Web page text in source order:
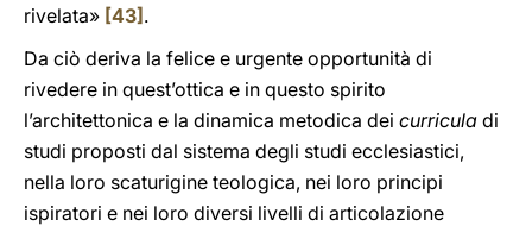
rivelata» [43] .
Da ciò deriva la felice e urgente opportunità di
rivedere in quest’ottica e in questo spirito
l’architettonica e la dinamica metodica dei curricula di
studi proposti dal sistema degli studi ecclesiastici,
nella loro scaturigine teologica, nei loro principi
ispiratori e nei loro diversi livelli di articolazione